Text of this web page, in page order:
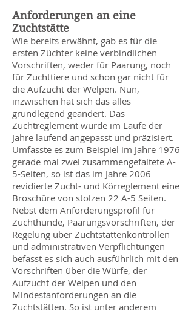
Anforderungen an eine
Zuchtstätte
Wie bereits erwähnt, gab es für die
ersten Züchter keine verbindlichen
Vorschriften, weder für Paarung, noch
für Zuchttiere und schon gar nicht für
die Aufzucht der Welpen. Nun,
inzwischen hat sich das alles
grundlegend geändert. Das
Zuchtreglement wurde im Laufe der
Jahre laufend angepasst und präzisiert.
Umfasste es zum Beispiel im Jahre 1976
gerade mal zwei zusammengefaltete A-
5-Seiten, so ist das im Jahre 2006
revidierte Zucht- und Körreglement eine
Broschüre von stolzen 22 A-5 Seiten.
Nebst dem Anforderungsprofil für
Zuchthunde, Paarungsvorschriften, der
Regelung über Zuchtstättenkontrollen
und administrativen Verpflichtungen
befasst es sich auch ausführlich mit den
Vorschriften über die Würfe, der
Aufzucht der Welpen und den
Mindestanforderungen an die
Zuchtstätten. So ist unter anderem